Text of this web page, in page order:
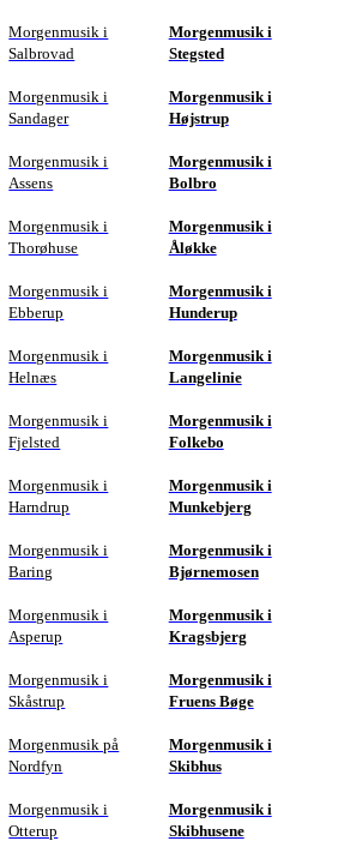
Morgenmusik i
Salbrovad
Morgenmusik i
Sandager
Morgenmusik i
Assens
Morgenmusik i
Thorøhuse
Morgenmusik i
Ebberup
Morgenmusik i
Helnæs
Morgenmusik i
Fjelsted
Morgenmusik i
Harndrup
Morgenmusik i
Baring
Morgenmusik i
Asperup
Morgenmusik i
Skåstrup
Morgenmusik på
Nordfyn
Morgenmusik i
Otterup
Morgenmusik i
Stegsted
Morgenmusik i
Højstrup
Morgenmusik i
Bolbro
Morgenmusik i
Åløkke
Morgenmusik i
Hunderup
Morgenmusik i
Langelinie
Morgenmusik i
Folkebo
Morgenmusik i
Munkebjerg
Morgenmusik i
Bjørnemosen
Morgenmusik i
Kragsbjerg
Morgenmusik i
Fruens Bøge
Morgenmusik i
Skibhus
Morgenmusik i
Skibhusene